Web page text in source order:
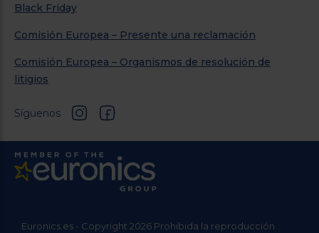
Black Friday
Comisión Europea – Presente una reclamación
Comisión Europea – Organismos de resolución de
litigios
Síguenos
Euronics.es - Copyright 2026 Prohibida la reproducción